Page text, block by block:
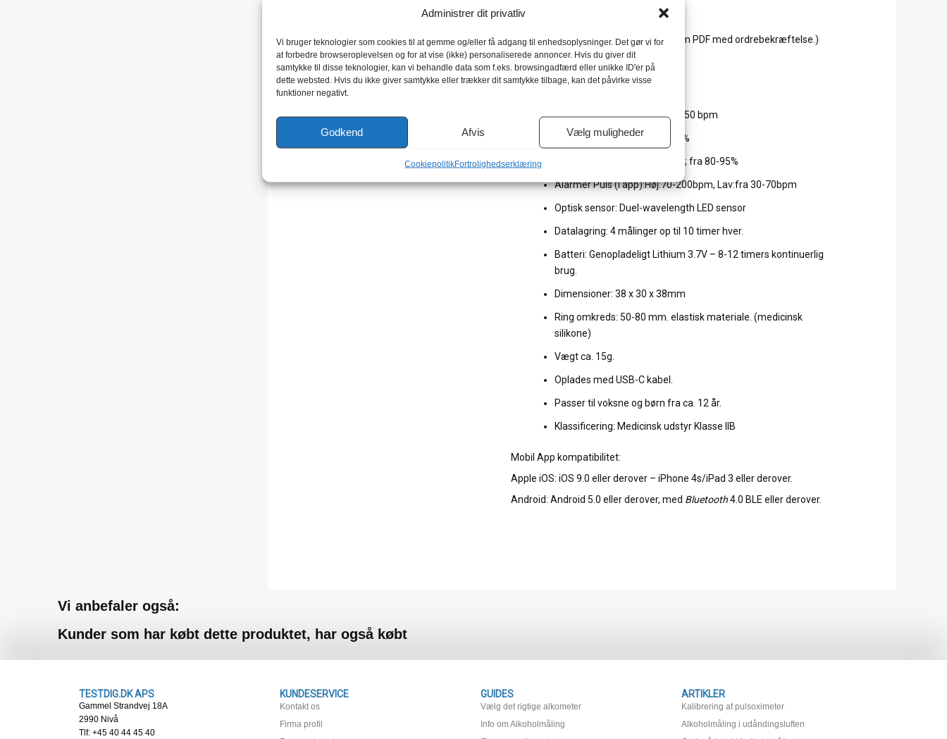
Administrer dit privatliv
Vi bruger teknologier som cookies til at gemme og/eller få adgang til enhedsoplysninger. Det gør vi for
at forbedre browseroplevelsen og for at vise (ikke) personaliserede annoncer. Hvis du giver dit
samtykke til disse teknologier, kan vi behandle data som f.eks. browsingadfærd eller unikke ID'er på
dette websted. Hvis du ikke giver samtykke eller trækker dit samtykke tilbage, kan det påvirke visse
funktioner negativt.
Godkend Afvis Vælg muligheder
CookiepolitikFortrolighedserklæring
Vejledning (Dansk sendes som PDF med ordrebekræftelse.)
Specifikationer:
Måleområde puls 30 bpm – 250 bpm
Præcision puls og SpO2 +/- 2%
Alarmer: Standard SpO2:90%; fra 80-95%
Alarmer Puls (i app):Høj:70-200bpm, Lav:fra 30-70bpm
Optisk sensor: Duel-wavelength LED sensor
Datalagring: 4 målinger op til 10 timer hver.
Batteri: Genopladeligt Lithium 3.7V – 8-12 timers kontinuerlig
brug.
Dimensioner: 38 x 30 x 38mm
Ring omkreds: 50-80 mm. elastisk materiale. (medicinsk
silikone)
Vægt ca. 15g.
Oplades med USB-C kabel.
Passer til voksne og børn fra ca. 12 år.
Klassificering: Medicinsk udstyr Klasse IIB
Mobil App kompatibilitet:
Apple iOS: iOS 9.0 eller derover – iPhone 4s/iPad 3 eller derover.
Android: Android 5.0 eller derover, med Bluetooth4.0 BLE eller derover.
Vi anbefaler også:
Kunder som har købt dette produktet, har også købt
TESTDIG.DK APS
Gammel Strandvej 18A
2990 Nivå
Tlf: +45 40 44 45 40
KUNDESERVICE
Kontakt os
Firma profil
GUIDES
Vælg det rigtige alkometer
Info om Alkoholmåling
ARTIKLER
Kalibrering af pulsoximeter
Alkoholmåling i udåndingsluften